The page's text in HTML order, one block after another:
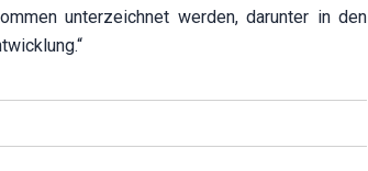
unterzeichnet werden, darunter in den